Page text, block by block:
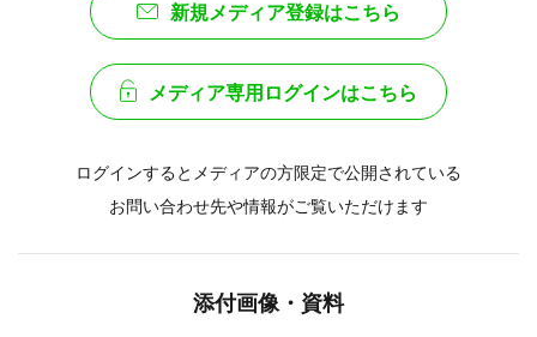
新規メディア登録はこちら
メディア専用ログインはこちら
ログインするとメディアの方限定で公開されている
お問い合わせ先や情報がご覧いただけます
添付画像・資料